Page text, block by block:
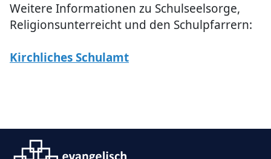
Weitere Informationen zu Schulseelsorge,
Religionsunterreicht und den Schulpfarrern:
Kirchliches Schulamt